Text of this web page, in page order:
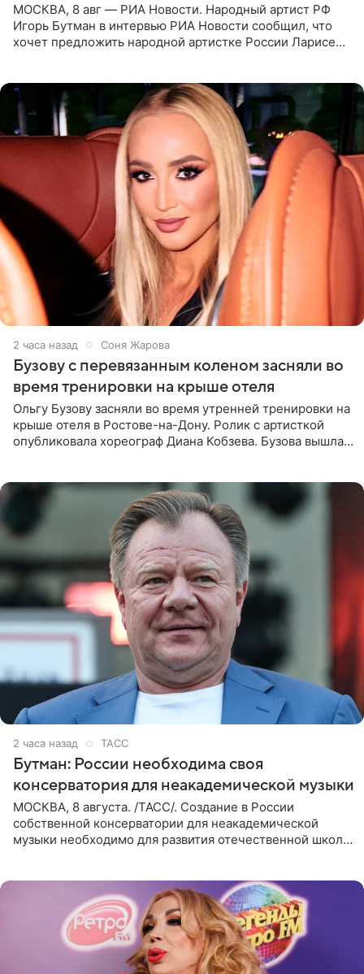
МОСКВА, 8 авг — РИА Новости. Народный артист РФ
Игорь Бутман в интервью РИА Новости сообщил, что
хочет предложить народной артистке России Ларисе
2 часа назад Соня Жарова
Бузову с перевязанным коленом засняли во
время тренировки на крыше отеля
Ольгу Бузову засняли во время утренней тренировки на
крыше отеля в Ростове-на-Дону. Ролик с артисткой
опубликовала хореограф Диана Кобзева. Бузова вышла
2 часа назад ТАСС
Бутман: России необходима своя
консерватория для неакадемической музыки
МОСКВА, 8 августа. /ТАСС/. Создание в России
собственной консерватории для неакадемической
музыки необходимо для развития отечественной школы